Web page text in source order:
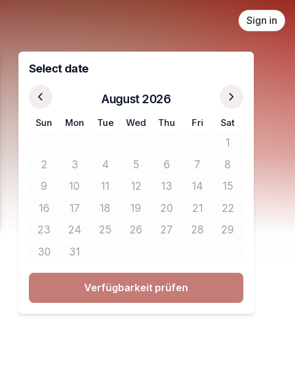
Sign in
Select date
August 2026
Sun Mon Tue Wed Thu Fri Sat
1No tickets
2No tickets available
3No tickets available
4No tickets available
5No tickets available
6No tickets available
7No tickets available
8No tickets
9No tickets available
10No tickets available
11No tickets available
12No tickets available
13No tickets available
14No tickets available
15No tickets
16No tickets available
17No tickets available
18No tickets available
19No tickets available
20No tickets available
21No tickets available
22No tickets
23No tickets available
24No tickets available
25No tickets available
26No tickets available
27No tickets available
28No tickets available
29No tickets
30No tickets available
31No tickets available
Verfügbarkeit prüfen